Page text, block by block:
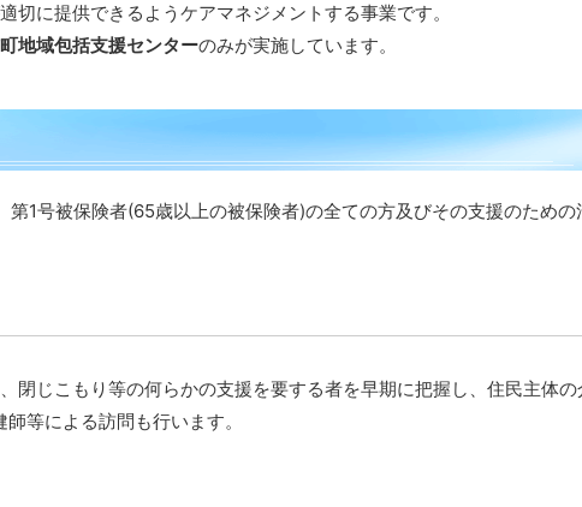
に提供できるようケアマネジメントする事業です。
地域包括支援センターのみが実施しています。
1号被保険者(65歳以上の被保険者)の全ての方及びその支援のための
閉じこもり等の何らかの支援を要する者を早期に把握し、住民主体の
等による訪問も行います。